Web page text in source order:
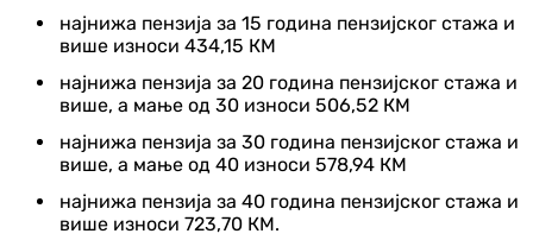
најнижа пензија за 15 година пензијског стажа и
више износи 434,15 КМ
најнижа пензија за 20 година пензијског стажа и
више, а мање од 30 износи 506,52 КМ
најнижа пензија за 30 година пензијског стажа и
више, а мање од 40 износи 578,94 КМ
најнижа пензија за 40 година пензијског стажа и
више износи 723,70 КМ.